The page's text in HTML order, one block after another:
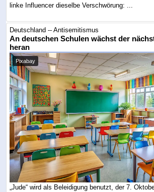
linke Influencer dieselbe Verschwörung: ...
Deutschland -- Antisemitismus
An deutschen Schulen wächst der
heran
Pixabay
„Jude“ wird als Beleidigung benutzt, der 7.